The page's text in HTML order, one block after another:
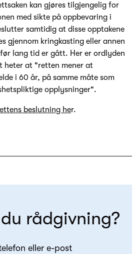
kan gjøres tilgjengelig for
med sikte på oppbevaring i
samtidig at disse opptakene
gjennom kringkasting eller annen
lang tid er gått. Her er ordlyden
heter at "retten mener at
i 60 år, på samme måte som
opplysninger".
beslutning her.
rådgivning?
eller e-post